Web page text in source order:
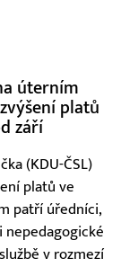
úterním
platů
září
(KDU-ČSL)
platů ve
patří úředníci,
nepedagogické
v rozmezí